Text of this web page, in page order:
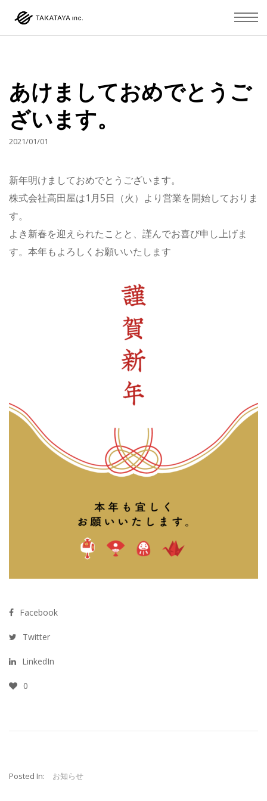
あけましておめでとうご
ざいます。
2021/01/01
新年明けましておめでとうございます。
株式会社高田屋は1月5日（火）より営業を開始しておりま
す。
よき新春を迎えられたことと、謹んでお喜び申し上げま
す。本年もよろしくお願いいたします
Facebook
Twitter
LinkedIn
0
Posted In: お知らせ